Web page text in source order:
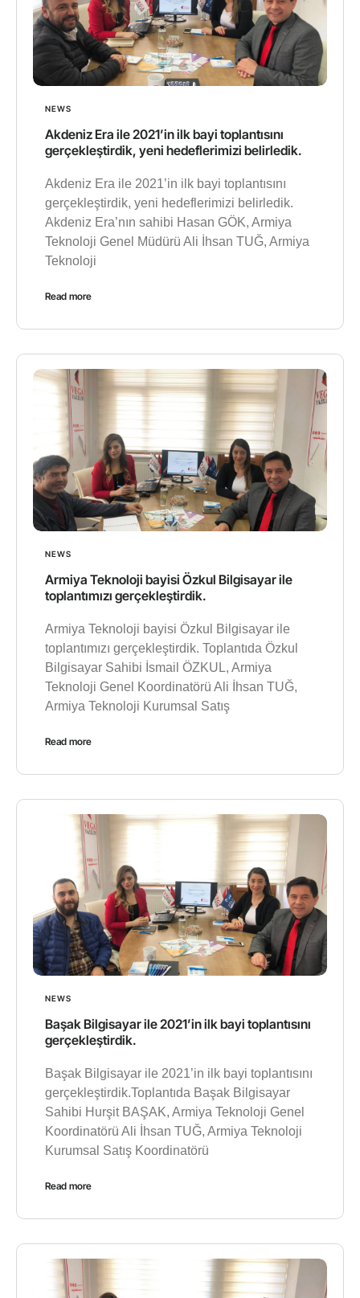
NEWS
Akdeniz Era ile 2021’in ilk bayi toplantısını
gerçekleştirdik, yeni hedeflerimizi belirledik.
Akdeniz Era ile 2021’in ilk bayi toplantısını
gerçekleştirdik, yeni hedeflerimizi belirledik.
Akdeniz Era’nın sahibi Hasan GÖK, Armiya
Teknoloji Genel Müdürü Ali İhsan TUĞ, Armiya
Teknoloji
Read more
NEWS
Armiya Teknoloji bayisi Özkul Bilgisayar ile
toplantımızı gerçekleştirdik.
Armiya Teknoloji bayisi Özkul Bilgisayar ile
toplantımızı gerçekleştirdik. Toplantıda Özkul
Bilgisayar Sahibi İsmail ÖZKUL, Armiya
Teknoloji Genel Koordinatörü Ali İhsan TUĞ,
Armiya Teknoloji Kurumsal Satış
Read more
NEWS
Başak Bilgisayar ile 2021’in ilk bayi toplantısını
gerçekleştirdik.
Başak Bilgisayar ile 2021’in ilk bayi toplantısını
gerçekleştirdik.Toplantıda Başak Bilgisayar
Sahibi Hurşit BAŞAK, Armiya Teknoloji Genel
Koordinatörü Ali İhsan TUĞ, Armiya Teknoloji
Kurumsal Satış Koordinatörü
Read more